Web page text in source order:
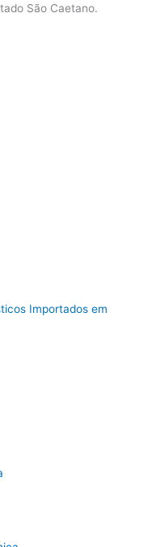
São Caetano.
Importados em